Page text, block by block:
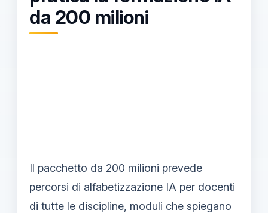
da 200 milioni
Il pacchetto da 200 milioni prevede
percorsi di alfabetizzazione IA per docenti
di tutte le discipline, moduli che spiegano